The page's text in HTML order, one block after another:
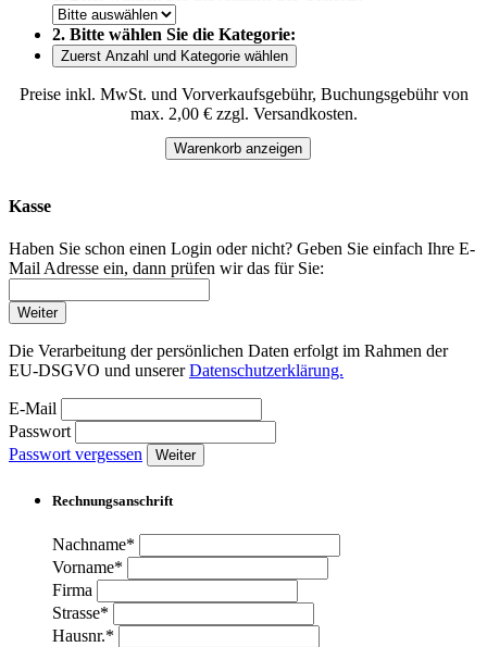
2. Bitte wählen Sie die Kategorie:
Zuerst Anzahl und Kategorie wählen
Preise inkl. MwSt. und Vorverkaufsgebühr, Buchungsgebühr von
max. 2,00 € zzgl. Versandkosten.
Warenkorb anzeigen
Kasse
Haben Sie schon einen Login oder nicht? Geben Sie einfach Ihre E-
Mail Adresse ein, dann prüfen wir das für Sie:
Weiter
Die Verarbeitung der persönlichen Daten erfolgt im Rahmen der
EU-DSGVO und unsererDatenschutzerklärung.
E-Mail
Passwort
Passwort vergessen
Weiter
Rechnungsanschrift
Nachname*
Vorname*
Firma
Strasse*
Hausnr.*